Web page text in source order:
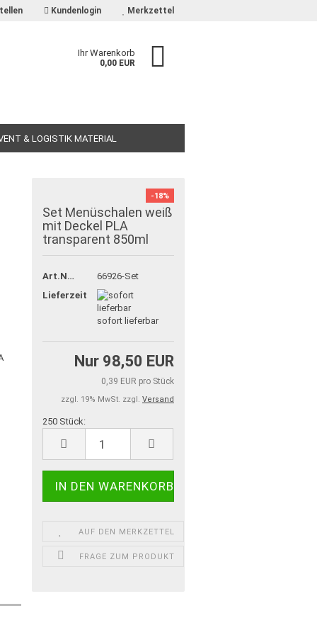
Kundenlogin Merkzettel
Ihr Warenkorb
0,00 EUR
& LOGISTIK MATERIAL
-18%
Set Menüschalen weiß
mit Deckel PLA
transparent 850ml
Art.Nr.:
66926-Set
Lieferzeit:
sofort lieferbar
Nur 98,50 EUR
0,39 EUR pro Stück
zzgl. 19% MwSt. zzgl. Versand
250 Stück:
AUF DEN MERKZETTEL
FRAGE ZUM PRODUKT